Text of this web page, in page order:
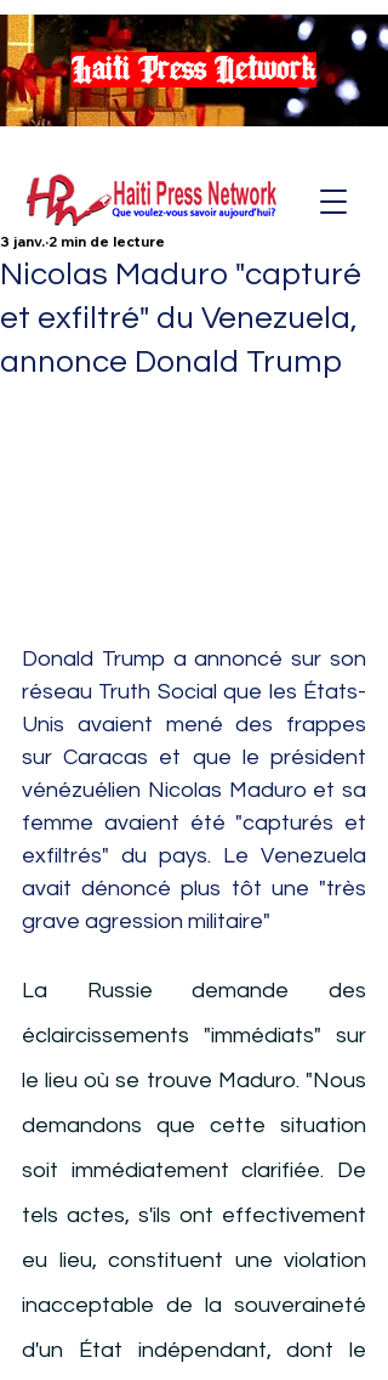
Haiti Press Network
HPN Live
Nicolas Maduro "capturé
et exfiltré" du Venezuela,
annonce Donald Trump
3 janv. 2 min de lecture
Donald Trump a annoncé sur son
réseau Truth Social que les États-
Unis avaient mené des frappes
sur Caracas et que le président
vénézuélien Nicolas Maduro et sa
femme avaient été "capturés et
exfiltrés" du pays. Le Venezuela
avait dénoncé plus tôt une "très
grave agression militaire"
La Russie demande des
éclaircissements "immédiats" sur
le lieu où se trouve Maduro. "Nous
demandons que cette situation
soit immédiatement clarifiée. De
tels actes, s'ils ont effectivement
eu lieu, constituent une violation
inacceptable de la souveraineté
d'un État indépendant, dont le